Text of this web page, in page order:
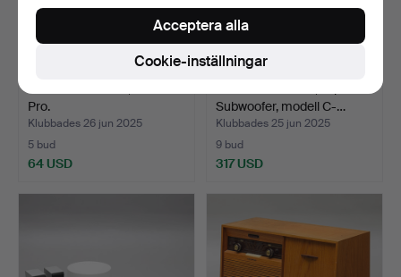
Pro.
Klubbades 26 jun 2025
5 bud
64 USD
Subwoofer, modell C-…
Klubbades 25 jun 2025
9 bud
317 USD
Cookie-inställningar
Acceptera alla